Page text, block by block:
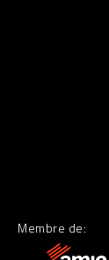
Membre de: